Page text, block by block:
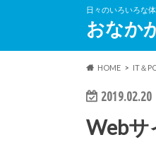
日々のいろいろな
おなか
HOME IT＆
2019.02.20
Webサ